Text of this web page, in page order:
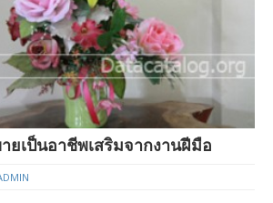
ยเป็นอาชีพเสริมจากงานฝีมือ